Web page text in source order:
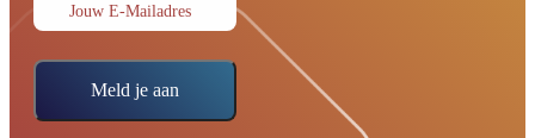
Jouw E-Mailadres
Meld je aan